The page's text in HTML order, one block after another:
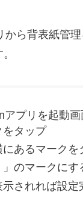
から背表紙管
アプリを起動画
をタップ
にあるマークを
」のマークにす
されれば設定